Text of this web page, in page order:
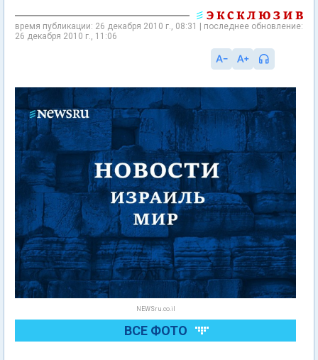
время публикации: 26 декабря 2010 г., 08:31 | последнее обновление:
26 декабря 2010 г., 11:06
NEWSru.co.il
ВСЕ ФОТО